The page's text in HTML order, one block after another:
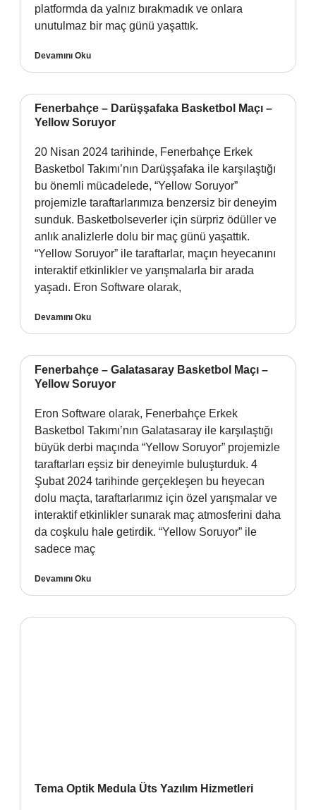
platformda da yalnız bırakmadık ve onlara
unutulmaz bir maç günü yaşattık.
Devamını Oku
Fenerbahçe – Darüşşafaka Basketbol Maçı –
Yellow Soruyor
20 Nisan 2024 tarihinde, Fenerbahçe Erkek
Basketbol Takımı’nın Darüşşafaka ile karşılaştığı
bu önemli mücadelede, “Yellow Soruyor”
projemizle taraftarlarımıza benzersiz bir deneyim
sunduk. Basketbolseverler için sürpriz ödüller ve
anlık analizlerle dolu bir maç günü yaşattık.
“Yellow Soruyor” ile taraftarlar, maçın heyecanını
interaktif etkinlikler ve yarışmalarla bir arada
yaşadı. Eron Software olarak,
Devamını Oku
Fenerbahçe – Galatasaray Basketbol Maçı –
Yellow Soruyor
Eron Software olarak, Fenerbahçe Erkek
Basketbol Takımı’nın Galatasaray ile karşılaştığı
büyük derbi maçında “Yellow Soruyor” projemizle
taraftarları eşsiz bir deneyimle buluşturduk. 4
Şubat 2024 tarihinde gerçekleşen bu heyecan
dolu maçta, taraftarlarımız için özel yarışmalar ve
interaktif etkinlikler sunarak maç atmosferini daha
da coşkulu hale getirdik. “Yellow Soruyor” ile
sadece maç
Devamını Oku
Tema Optik Medula Üts Yazılım Hizmetleri